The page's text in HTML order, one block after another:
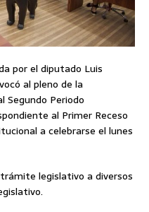
por el diputado Luis
al pleno de la
Segundo Periodo
al Primer Receso
a celebrarse el lunes
legislativo a diversos